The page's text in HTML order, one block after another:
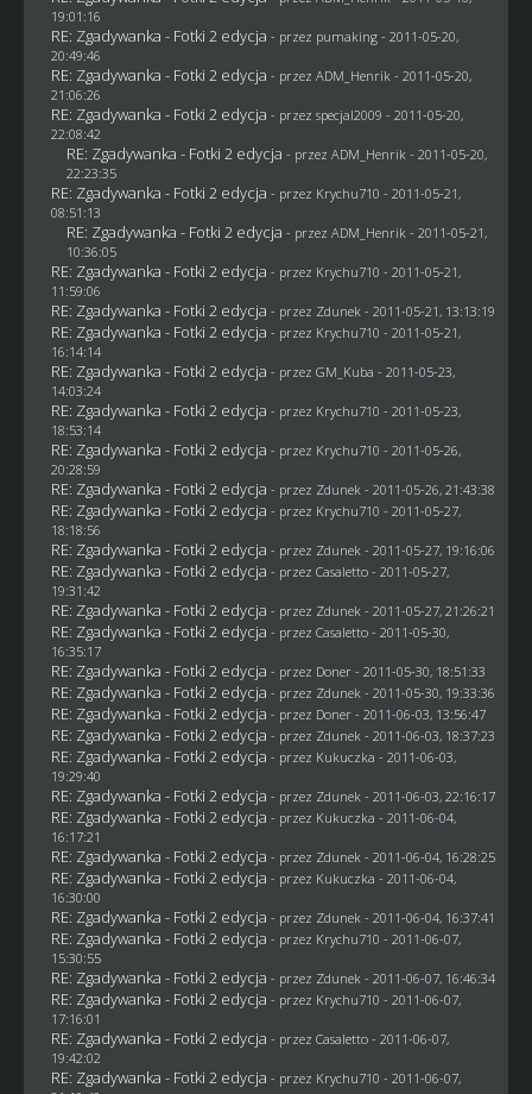
19:01:16
RE: Zgadywanka - Fotki 2 edycja - przez pumaking- 2011-05-20,
20:49:46
RE: Zgadywanka - Fotki 2 edycja - przez ADM_Henrik - 2011-05-20,
21:06:26
RE: Zgadywanka - Fotki 2 edycja - przez specjal2009 - 2011-05-20,
22:08:42
RE: Zgadywanka - Fotki 2 edycja - przez ADM_Henrik - 2011-05-20,
22:23:35
RE: Zgadywanka - Fotki 2 edycja - przez Krychu710 - 2011-05-21,
08:51:13
RE: Zgadywanka - Fotki 2 edycja - przez ADM_Henrik - 2011-05-21,
10:36:05
RE: Zgadywanka - Fotki 2 edycja - przez Krychu710 - 2011-05-21,
11:59:06
RE: Zgadywanka - Fotki 2 edycja - przez Zdunek - 2011-05-21, 13:13:19
RE: Zgadywanka - Fotki 2 edycja - przez Krychu710 - 2011-05-21,
16:14:14
RE: Zgadywanka - Fotki 2 edycja - przez GM_Kuba - 2011-05-23,
14:03:24
RE: Zgadywanka - Fotki 2 edycja - przez Krychu710 - 2011-05-23,
18:53:14
RE: Zgadywanka - Fotki 2 edycja - przez Krychu710 - 2011-05-26,
20:28:59
RE: Zgadywanka - Fotki 2 edycja - przez Zdunek - 2011-05-26, 21:43:38
RE: Zgadywanka - Fotki 2 edycja - przez Krychu710 - 2011-05-27,
18:18:56
RE: Zgadywanka - Fotki 2 edycja - przez Zdunek - 2011-05-27, 19:16:06
RE: Zgadywanka - Fotki 2 edycja - przez Casaletto- 2011-05-27,
19:31:42
RE: Zgadywanka - Fotki 2 edycja - przez Zdunek - 2011-05-27, 21:26:21
RE: Zgadywanka - Fotki 2 edycja - przez Casaletto- 2011-05-30,
16:35:17
RE: Zgadywanka - Fotki 2 edycja - przez Doner- 2011-05-30, 18:51:33
RE: Zgadywanka - Fotki 2 edycja - przez Zdunek - 2011-05-30, 19:33:36
RE: Zgadywanka - Fotki 2 edycja - przez Doner- 2011-06-03, 13:56:47
RE: Zgadywanka - Fotki 2 edycja - przez Zdunek - 2011-06-03, 18:37:23
RE: Zgadywanka - Fotki 2 edycja - przez Kukuczka - 2011-06-03,
19:29:40
RE: Zgadywanka - Fotki 2 edycja - przez Zdunek - 2011-06-03, 22:16:17
RE: Zgadywanka - Fotki 2 edycja - przez Kukuczka - 2011-06-04,
16:17:21
RE: Zgadywanka - Fotki 2 edycja - przez Zdunek - 2011-06-04, 16:28:25
RE: Zgadywanka - Fotki 2 edycja - przez Kukuczka - 2011-06-04,
16:30:00
RE: Zgadywanka - Fotki 2 edycja - przez Zdunek - 2011-06-04, 16:37:41
RE: Zgadywanka - Fotki 2 edycja - przez Krychu710 - 2011-06-07,
15:30:55
RE: Zgadywanka - Fotki 2 edycja - przez Zdunek - 2011-06-07, 16:46:34
RE: Zgadywanka - Fotki 2 edycja - przez Krychu710 - 2011-06-07,
17:16:01
RE: Zgadywanka - Fotki 2 edycja - przez Casaletto- 2011-06-07,
19:42:02
RE: Zgadywanka - Fotki 2 edycja - przez Krychu710 - 2011-06-07,